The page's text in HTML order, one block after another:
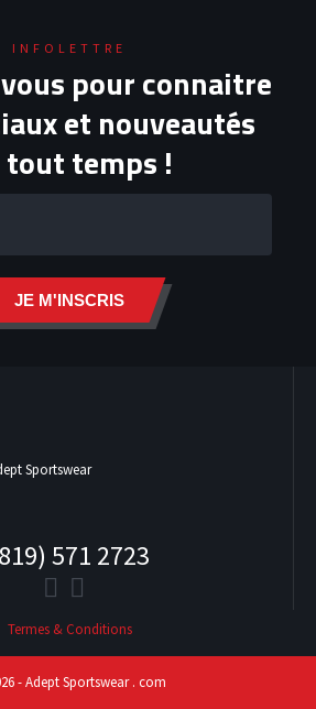
HOODIES
INFOLETTRE
pour connaitre
et nouveautés
tout temps !
JE M'INSCRIS
571 2723
Termes & Conditions
- Adept Sportswear . com